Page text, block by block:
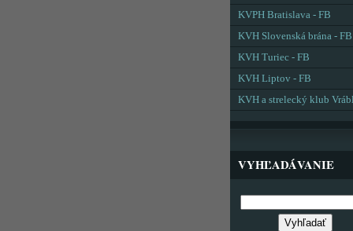
KVPH Bratislava - FB
KVH Slovenská brána - FB
KVH Turiec - FB
KVH Liptov - FB
KVH a strelecký klub
VYHĽADÁVANIE